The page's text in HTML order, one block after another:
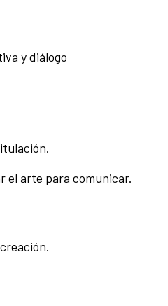
y diálogo
el arte para comunicar.